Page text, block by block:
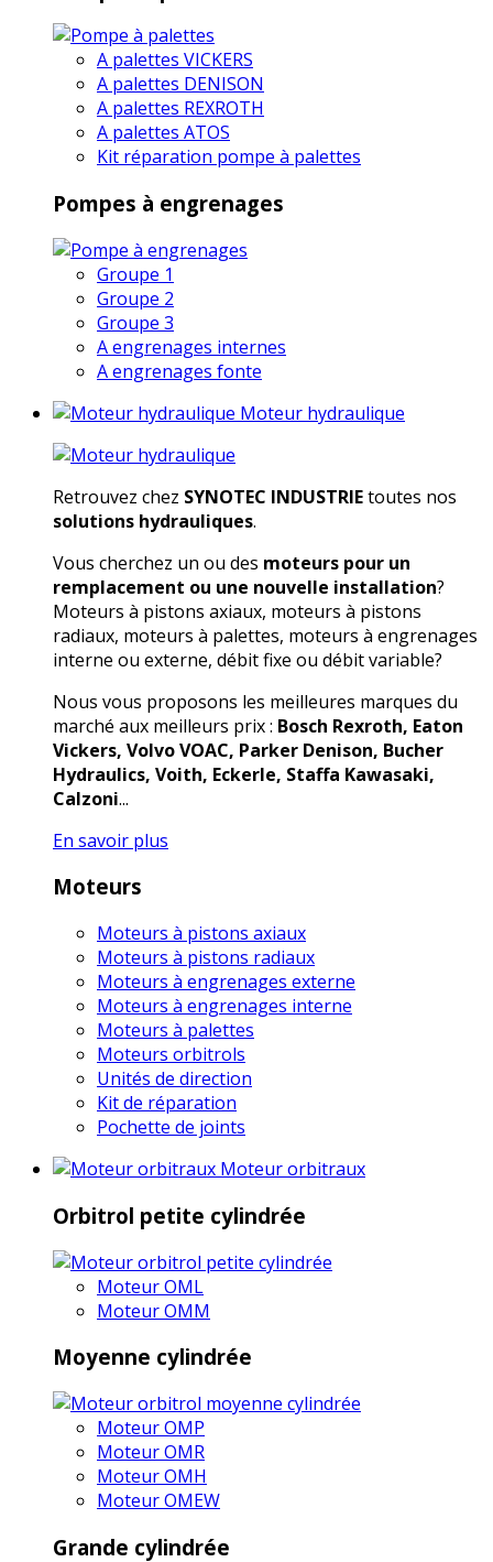
A palettes VICKERS
A palettes DENISON
A palettes REXROTH
A palettes ATOS
Kit réparation pompe à palettes
Pompes à engrenages
Groupe 1
Groupe 2
Groupe 3
A engrenages internes
A engrenages fonte
Moteur hydraulique
Retrouvez chez SYNOTEC INDUSTRIEtoutes nos
solutions hydrauliques.
Vous cherchez un ou des moteurs pour un
remplacement ou une nouvelle installation?
Moteurs à pistons axiaux, moteurs à pistons
radiaux, moteurs à palettes, moteurs à engrenages
interne ou externe, débit fixe ou débit variable?
Nous vous proposons les meilleures marques du
marché aux meilleurs prix : Bosch Rexroth, Eaton
Vickers, Volvo VOAC, Parker Denison, Bucher
Hydraulics, Voith, Eckerle, Staffa Kawasaki,
Calzoni...
En savoir plus
Moteurs
Moteurs à pistons axiaux
Moteurs à pistons radiaux
Moteurs à engrenages externe
Moteurs à engrenages interne
Moteurs à palettes
Moteurs orbitrols
Unités de direction
Kit de réparation
Pochette de joints
Moteur orbitraux
Orbitrol petite cylindrée
Moteur OML
Moteur OMM
Moyenne cylindrée
Moteur OMP
Moteur OMR
Moteur OMH
Moteur OMEW
Grande cylindrée